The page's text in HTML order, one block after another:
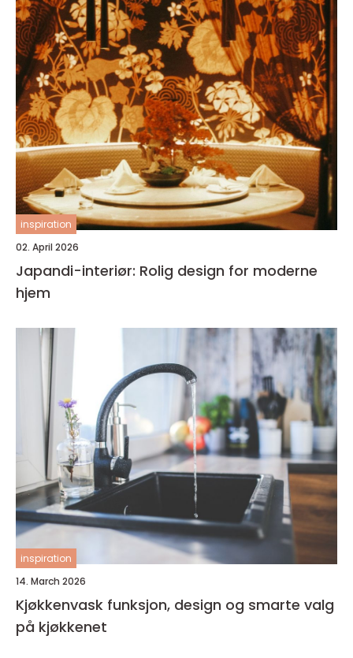
inspiration
02. April 2026
Japandi-interiør: Rolig design for moderne
hjem
inspiration
14. March 2026
Kjøkkenvask funksjon, design og smarte valg
på kjøkkenet